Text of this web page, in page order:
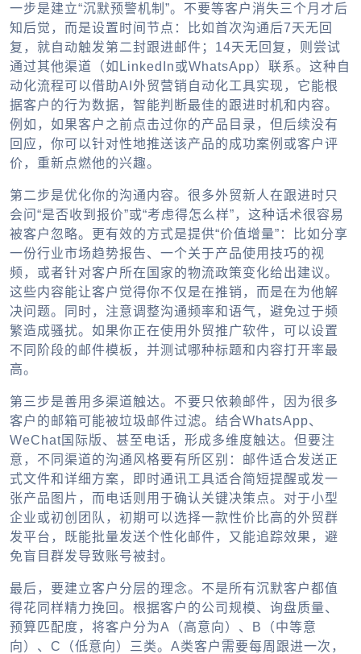
一步是建立“沉默预警机制”。不要等客户消失三个月才后
知后觉，而是设置时间节点：比如首次沟通后7天无回
复，就自动触发第二封跟进邮件；14天无回复，则尝试
通过其他渠道（如LinkedIn或WhatsApp）联系。这种自
动化流程可以借助AI外贸营销自动化工具实现，它能根
据客户的行为数据，智能判断最佳的跟进时机和内容。
例如，如果客户之前点击过你的产品目录，但后续没有
回应，你可以针对性地推送该产品的成功案例或客户评
价，重新点燃他的兴趣。
第二步是优化你的沟通内容。很多外贸新人在跟进时只
会问“是否收到报价”或“考虑得怎么样”，这种话术很容易
被客户忽略。更有效的方式是提供“价值增量”：比如分享
一份行业市场趋势报告、一个关于产品使用技巧的视
频，或者针对客户所在国家的物流政策变化给出建议。
这些内容能让客户觉得你不仅是在推销，而是在为他解
决问题。同时，注意调整沟通频率和语气，避免过于频
繁造成骚扰。如果你正在使用 外贸推广软件，可以设置
不同阶段的邮件模板，并测试哪种标题和内容打开率最
高。
第三步是善用多渠道触达。不要只依赖邮件，因为很多
客户的邮箱可能被垃圾邮件过滤。结合WhatsApp、
WeChat国际版、甚至电话，形成多维度触达。但要注
意，不同渠道的沟通风格要有所区别：邮件适合发送正
式文件和详细方案，即时通讯工具适合简短提醒或发一
张产品图片，而电话则用于确认关键决策点。对于小型
企业或初创团队，初期可以选择一款性价比高的外贸群
发平台，既能批量发送个性化邮件，又能追踪效果，避
免盲目群发导致账号被封。
最后，要建立客户分层的理念。不是所有沉默客户都值
得花同样精力挽回。根据客户的公司规模、询盘质量、
预算匹配度，将客户分为A（高意向）、B（中等意
向）、C（低意向）三类。A类客户需要每周跟进一次，